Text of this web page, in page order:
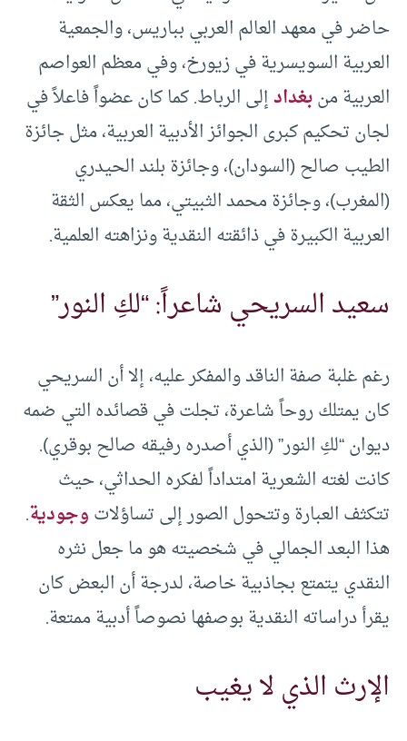
حاضر في معهد العالم العربي بباريس، والجمعية
العربية السويسرية في زيورخ، وفي معظم العواصم
العربية منبغدادإلى الرباط. كما كان عضواً فاعلاً في
لجان تحكيم كبرى الجوائز الأدبية العربية، مثل جائزة
الطيب صالح (السودان)، وجائزة بلند الحيدري
(المغرب)، وجائزة محمد الثبيتي، مما يعكس الثقة
العربية الكبيرة في ذائقته النقدية ونزاهته العلمية.
سعيد السريحي شاعراً: “لكِ النور”
رغم غلبة صفة الناقد والمفكر عليه، إلا أن السريحي
كان يمتلك روحاً شاعرة، تجلت في قصائده التي ضمه
ديوان “لكِ النور” (الذي أصدره رفيقه صالح بوقري).
كانت لغته الشعرية امتداداً لفكره الحداثي، حيث
تتكثف العبارة وتتحول الصور إلى تساؤلاتوجودية.
هذا البعد الجمالي في شخصيته هو ما جعل نثره
النقدي يتمتع بجاذبية خاصة، لدرجة أن البعض كان
يقرأ دراساته النقدية بوصفها نصوصاً أدبية ممتعة.
الإرث الذي لا يغيب